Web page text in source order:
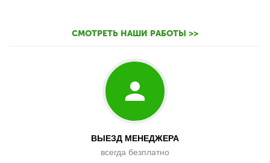
СМОТРЕТЬ НАШИ РАБОТЫ >>
ВЫЕЗД МЕНЕДЖЕРА
всегда безплатно